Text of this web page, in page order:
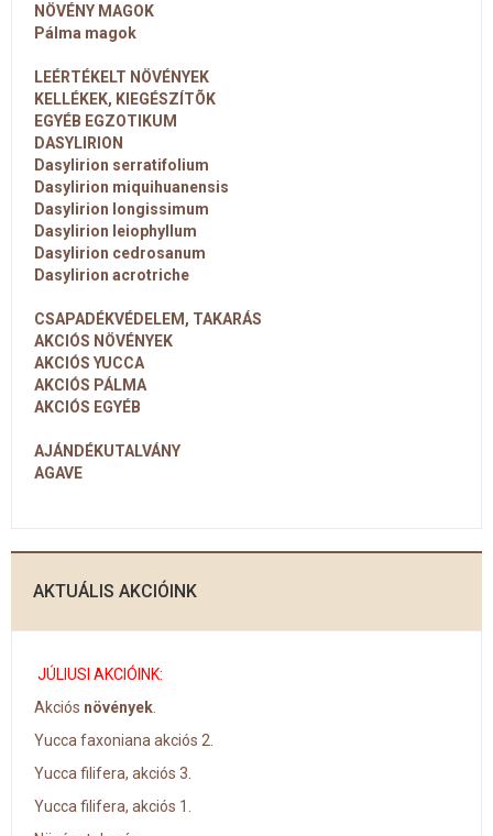
NÖVÉNY MAGOK
Pálma magok
LEÉRTÉKELT NÖVÉNYEK
KELLÉKEK, KIEGÉSZÍTÕK
EGYÉB EGZOTIKUM
DASYLIRION
Dasylirion serratifolium
Dasylirion miquihuanensis
Dasylirion longissimum
Dasylirion leiophyllum
Dasylirion cedrosanum
Dasylirion acrotriche
CSAPADÉKVÉDELEM, TAKARÁS
AKCIÓS NÖVÉNYEK
AKCIÓS YUCCA
AKCIÓS PÁLMA
AKCIÓS EGYÉB
AJÁNDÉKUTALVÁNY
AGAVE
AKTUÁLIS AKCIÓINK
JÚLIUSI AKCIÓINK:
Akciós növények
Yucca faxoniana akciós 2.
Yucca filifera, akciós 3.
Yucca filifera, akciós 1.